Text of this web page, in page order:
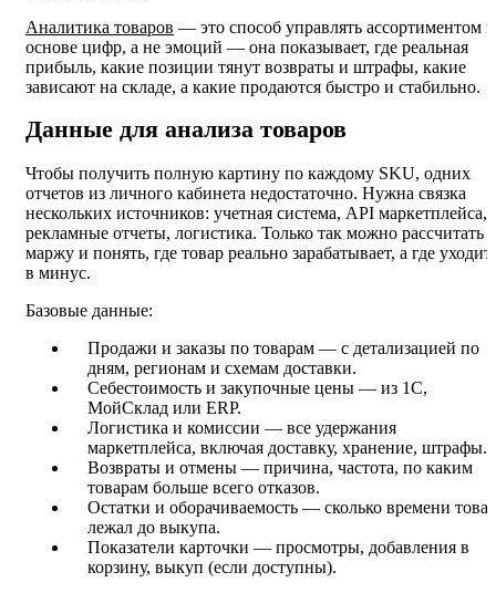
Аналитика товаров — это способ управлять ассортиментом
основе цифр, а не эмоций — она показывает, где реальная
прибыль, какие позиции тянут возвраты и штрафы, какие
зависают на складе, а какие продаются быстро и стабильно.
Данные для анализа товаров
Чтобы получить полную картину по каждому SKU, одних
отчетов из личного кабинета недостаточно. Нужна связка
нескольких источников: учетная система, API маркетплейса,
рекламные отчеты, логистика. Только так можно рассчитать
маржу и понять, где товар реально зарабатывает, а где уходит
в минус.
Базовые данные:
Продажи и заказы по товарам — с детализацией по
дням, регионам и схемам доставки.
Себестоимость и закупочные цены — из 1С,
МойСклад или ERP.
Логистика и комиссии — все удержания
маркетплейса, включая доставку, хранение, штрафы.
Возвраты и отмены — причина, частота, по каким
товарам больше всего отказов.
Остатки и оборачиваемость — сколько времени товар
лежал до выкупа.
Показатели карточки — просмотры, добавления в
корзину, выкуп (если доступны).